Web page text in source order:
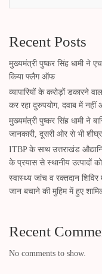
Recent Posts
मुख्यमंत्री पुष्कर सिंह धामी ने
किया फ्लैग ऑफ
व्यापारियों के करोड़ों डकारने
कर रहा दुरुपयोग, दवाब में नहीं
मुख्यमंत्री पुष्कर सिंह धामी ने
जानकारी, दूसरी ओर से भी शीघ्र
ITBP के साथ उत्तराखंड
के प्रयास से स्थानीय उत्पादों को
स्वास्थ्य जांच व रक्तदान
जान बचाने की मुहिम में हुए
Recent
No comments to show.